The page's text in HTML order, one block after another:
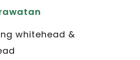
whitehead &